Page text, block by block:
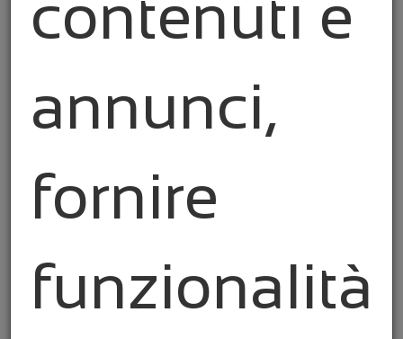
personalizzato in ambito fiscale
contabile
contesto normativo complesso e in continuo
mutamento.
cliente, costruitosull’ascolto attivo
sull’affidabilità e sulla trasparenza
trasformare le esigenze in soluzioni concrete.
Lavoriamo per creare valore nel tempo,
contenuti e
annunci,
fornire
funzionalità